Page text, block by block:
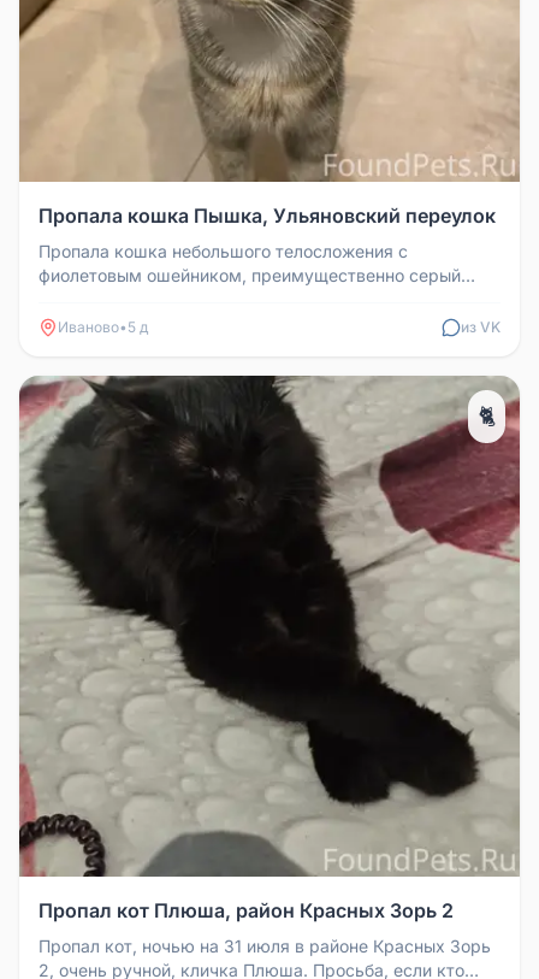
Пропала кошка Пышка, Ульяновский переулок
Пропала кошка небольшого телосложения с
фиолетовым ошейником, преимущественно серый
Иваново• 5 д из VK
🐈
Пропал кот Плюша, район Красных Зорь 2
Пропал кот, ночью на 31 июля в районе Красных Зорь
2, очень ручной, кличка Плюша. Просьба, если кто